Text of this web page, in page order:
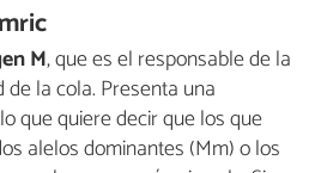
M, que es el responsable de la
la cola. Presenta una
que quiere decir que los que
alelos dominantes (Mm) o los